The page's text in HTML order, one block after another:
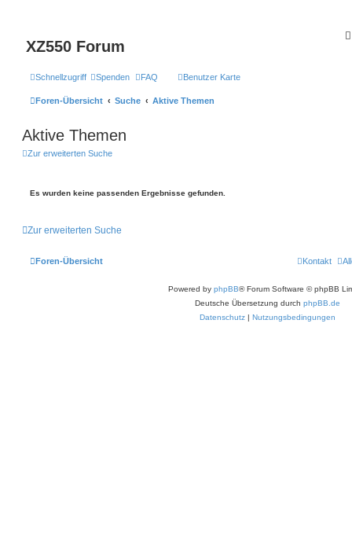
XZ550 Forum
Schnellzugriff Spenden FAQ Benutzer Karte
Foren-Übersicht Suche Aktive Themen
Aktive Themen
Zur erweiterten Suche
Es wurden keine passenden Ergebnisse gefunden.
Zur erweiterten Suche
Foren-Übersicht Kontakt
Powered by phpBB® Forum Software © phpBB
Deutsche Übersetzung durch phpBB.de
Datenschutz | Nutzungsbedingungen